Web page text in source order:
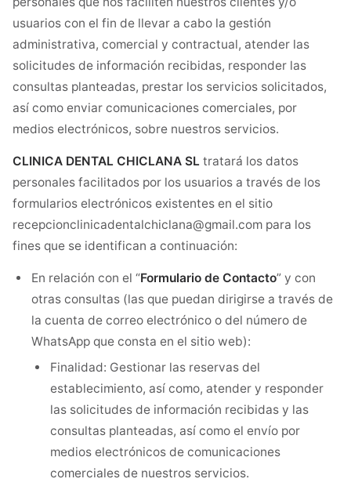
usuarios con el fin de llevar a cabo la gestión
administrativa, comercial y contractual, atender las
solicitudes de información recibidas, responder las
consultas planteadas, prestar los servicios solicitados,
así como enviar comunicaciones comerciales, por
medios electrónicos, sobre nuestros servicios.
CLINICA DENTAL CHICLANA SL tratará los datos
personales facilitados por los usuarios a través de los
formularios electrónicos existentes en el sitio
recepcionclinicadentalchiclana@gmail.com para los
fines que se identifican a continuación:
En relación con el “Formulario de Contacto” y con
otras consultas (las que puedan dirigirse a través de
la cuenta de correo electrónico o del número de
WhatsApp que consta en el sitio web):
Finalidad: Gestionar las reservas del
establecimiento, así como, atender y responder
las solicitudes de información recibidas y las
consultas planteadas, así como el envío por
medios electrónicos de comunicaciones
comerciales de nuestros servicios.